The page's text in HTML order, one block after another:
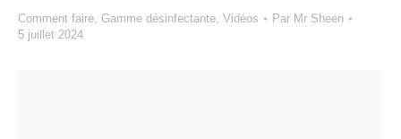
Comment faire, Gamme désinfectante, Vidéos Par Mr Sheen
5 juillet 2024